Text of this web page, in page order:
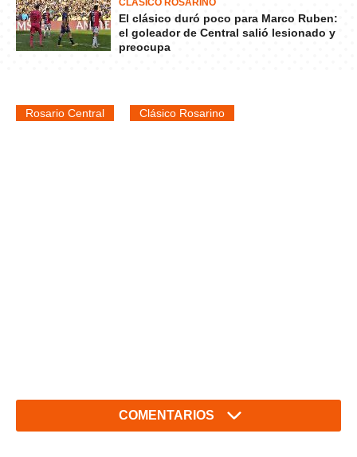
CLÁSICO ROSARINO
El clásico duró poco para Marco Ruben:
el goleador de Central salió lesionado y
preocupa
Rosario Central Clásico Rosarino
COMENTARIOS